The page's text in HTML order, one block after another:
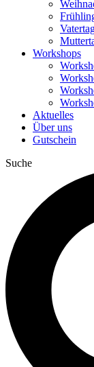
Workshops
Aktuelles
Über uns
Gutschein
Suche